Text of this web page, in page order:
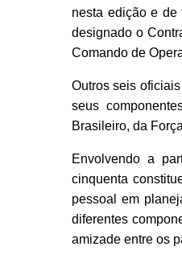
nesta edição e de
designado o
Comando de
Outros seis
seus
Brasileiro, da
Envolvendo a
cinquenta
pessoal em
diferentes
amizade entre os